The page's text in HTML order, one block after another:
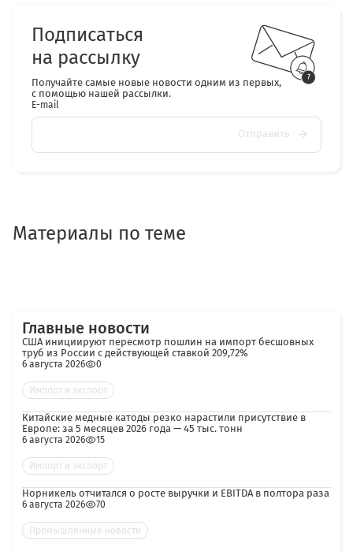
Подписаться
на рассылку
Получайте самые новые новости одним из первых,
с помощью нашей рассылки.
E-mail
Отправить
Материалы по теме
Главные новости
США инициируют пересмотр пошлин на импорт бесшовных
труб из России с действующей ставкой 209,72%
6 августа 2026 0
Импорт и экспорт
Китайские медные катоды резко нарастили присутствие в
Европе: за 5 месяцев 2026 года — 45 тыс. тонн
6 августа 2026 15
Импорт и экспорт
Норникель отчитался о росте выручки и EBITDA в полтора раза
6 августа 2026 70
Промышленные новости